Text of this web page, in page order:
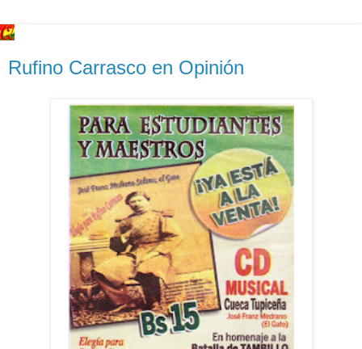
Rufino Carrasco en Opinión